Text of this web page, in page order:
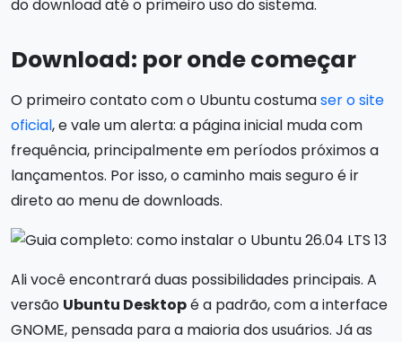
do download até o primeiro uso do sistema.
Download: por onde começar
O primeiro contato com o Ubuntu costumaser o site
oficial, e vale um alerta: a página inicial muda com
frequência, principalmente em períodos próximos a
lançamentos. Por isso, o caminho mais seguro é ir
direto ao menu de downloads.
Ali você encontrará duas possibilidades principais. A
versão Ubuntu Desktopé a padrão, com a interface
GNOME, pensada para a maioria dos usuários. Já as